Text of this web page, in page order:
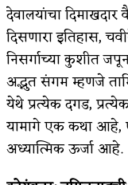
देवालयांचा
दिसणारा इतिहास,
निसर्गाच्या कुशीत
अद्भुत संगम म्हणजे
येथे प्रत्येक दगड,
यामागे एक कथा आहे,
अध्यात्मिक ऊर्जा आहे.